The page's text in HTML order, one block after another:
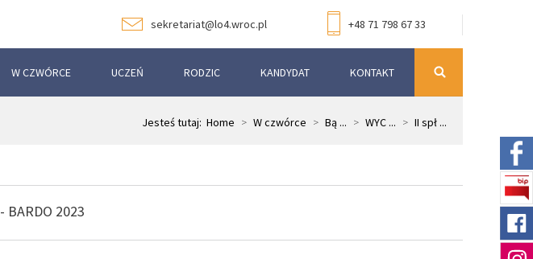
sekretariat@lo4.wroc.pl +48 71 798 67 33
W CZWÓRCE UCZEŃ RODZIC KANDYDAT KONTAKT
Jesteś tutaj: Home > W czwórce > Bą ... > WYC ... > II spł ...
BARDO 2023